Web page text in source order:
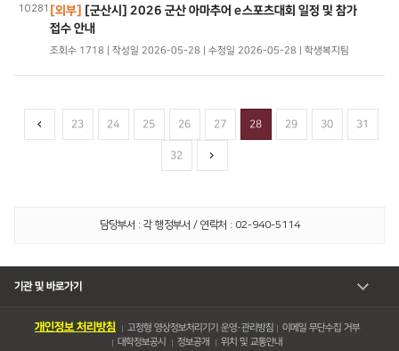
10281 [외부] [군산시] 2026 군산 아마추어 e스포츠대회 일정 및 참가
접수 안내
조회수 1718 | 작성일 2026-05-28 | 수정일 2026-05-28 | 학생복지팀
23 24 25 26 27 28 29 30 31
32
담당부서 : 각 행정부서 / 연락처 : 02-940-5114
기관 및 바로가기
개인정보 처리방침 고정형 영상정보처리기기 운영・관리방침
이메일 무단수집 거부
대학정보공시
정보공개 위치 및 교통안내